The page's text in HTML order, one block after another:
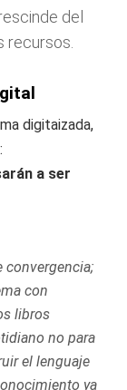
del
recursos.
digitaizada,
a ser
convergencia;
con
libros
no para
el lenguaje
ya